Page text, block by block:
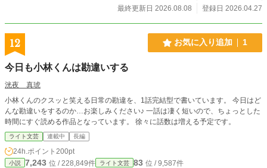
最終更新日 2026.08.08
登録日 2026.04.27
12 お気に入り追加 1
今日も小林くんは勘違いする
洸夜 真琥
小林くんのクスッと笑える日常の勘違を、1話完結型で書いています。 今日はど
んな勘違いをするのか…お楽しみください♪ 一話は凄く短いので、ちょっとした
時間にすぐ読める作品となっています。 徐々に話数は増える予定です。
ライト文芸 連載中 長編
24h.ポイント 200pt
小説 7,243 位 / 228,849件 ライト文芸 83 位 / 9,587件